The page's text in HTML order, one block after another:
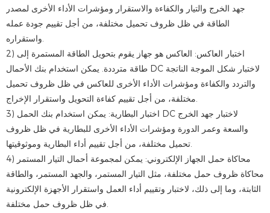
جهد الخرج والتيار والكفاءة والاستقرار ومؤشرات الأداء الأخرى لمصدر
الطاقة في ظل ظروف تحميل مختلفة، من أجل تقييم جودة عمله
واستقراره.
2) اختبار العاكس: العاكس هو جهاز يقوم بتحويل الطاقة المستمرة إلى
طاقة مترددة. يمكن استخدام بنك الأحمال DC لاختبار شكل الموجة الناتجة
والتردد والكفاءة ومؤشرات الأداء الأخرى للعاكس في ظل ظروف تحميل
مختلفة، من أجل تقييم كفاءة التحويل واستقرار الإخراج.
3) اختبار البطارية: يمكن استخدام بنك الحمل DC لاختبار جهد الخرج
والسعة وعمر الدورة ومؤشرات الأداء الأخرى للبطارية في ظل ظروف
تحميل مختلفة، من أجل تقييم أداء البطارية وموثوقيتها.
4) محاكاة حمل الجهاز الإلكتروني: يمكن لمجموعة أحمال التيار المستمر
محاكاة ظروف حمل مختلفة، مثل التيار المستمر، والجهد المستمر، والطاقة
الثابتة، وما إلى ذلك، لاختبار وتقييم أداء العمل واستقرار الأجهزة الإلكترونية
في ظل ظروف حمل مختلفة.